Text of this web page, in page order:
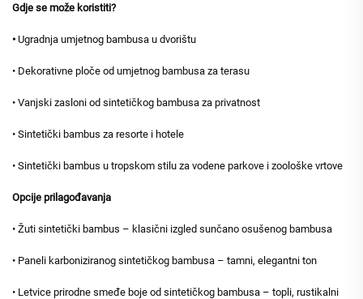
Gdje se može koristiti?
• Ugradnja umjetnog bambusa u dvorištu
• Dekorativne ploče od umjetnog bambusa za terasu
• Vanjski zasloni od sintetičkog bambusa za privatnost
• Sintetički bambus za resorte i hotele
• Sintetički bambus u tropskom stilu za vodene parkove i zoološke vrtove
Opcije prilagođavanja
• Žuti sintetički bambus – klasični izgled sunčano osušenog bambusa
• Paneli karboniziranog sintetičkog bambusa – tamni, elegantni ton
• Letvice prirodne smeđe boje od sintetičkog bambusa – topli, rustikalni